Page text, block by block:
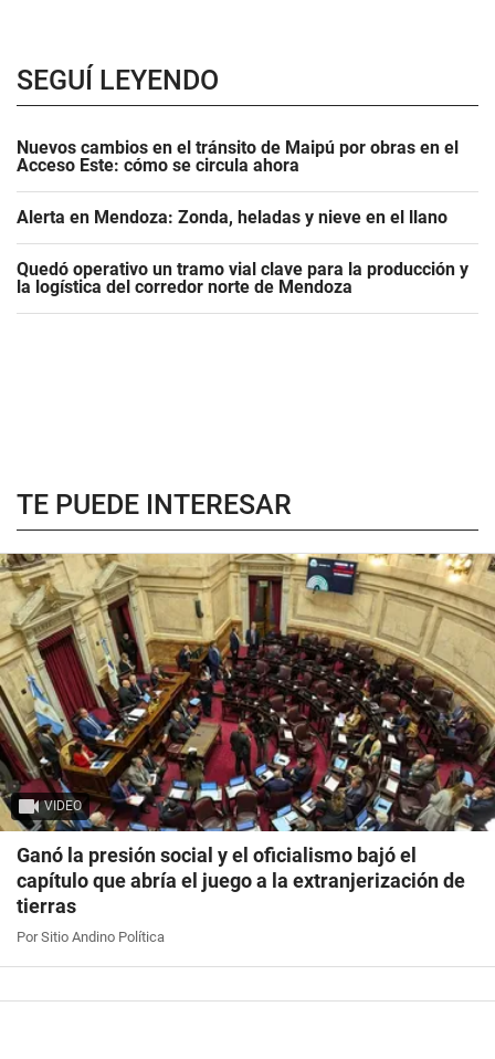
SEGUÍ LEYENDO
Nuevos cambios en el tránsito de Maipú por obras en el
Acceso Este: cómo se circula ahora
Alerta en Mendoza: Zonda, heladas y nieve en el llano
Quedó operativo un tramo vial clave para la producción y
la logística del corredor norte de Mendoza
TE PUEDE INTERESAR
VIDEO
Ganó la presión social y el oficialismo bajó el
capítulo que abría el juego a la extranjerización de
tierras
Por Sitio Andino Política